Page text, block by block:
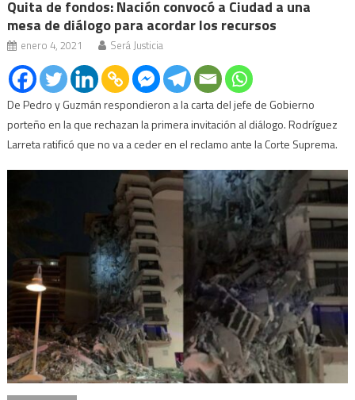
Quita de fondos: Nación convocó a Ciudad a una
mesa de diálogo para acordar los recursos
enero 4, 2021 Será Justicia
De Pedro y Guzmán respondieron a la carta del jefe de Gobierno
porteño en la que rechazan la primera invitación al diálogo. Rodríguez
Larreta ratificó que no va a ceder en el reclamo ante la Corte Suprema.